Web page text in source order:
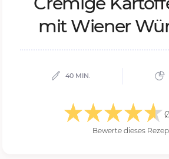
mit Wie­ner
40 MIN.
Bewerte dieses